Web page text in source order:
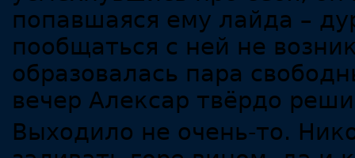
попавшаяся ему лайда –
пообщаться с ней не
образовалась пара
вечер Алексар твёрдо
Выходило не очень-то.